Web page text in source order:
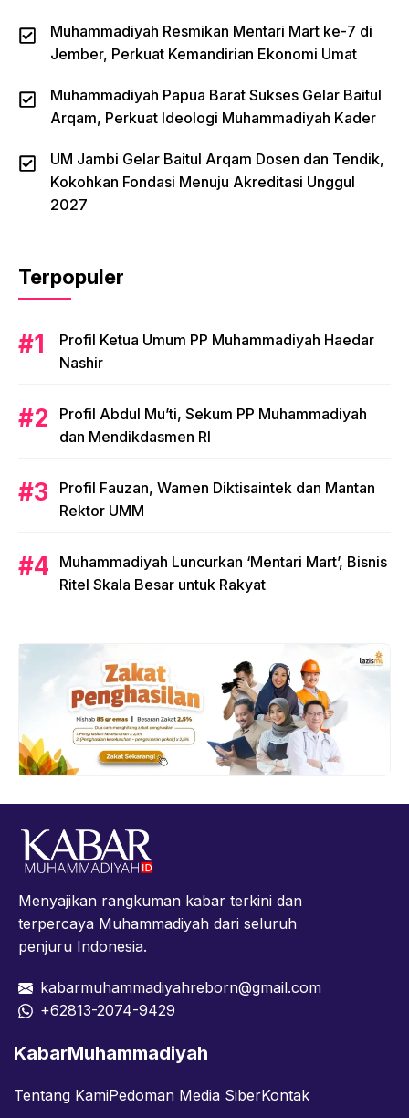
Muhammadiyah Resmikan Mentari Mart ke-7 di
Jember, Perkuat Kemandirian Ekonomi Umat
Muhammadiyah Papua Barat Sukses Gelar Baitul
Arqam, Perkuat Ideologi Muhammadiyah Kader
UM Jambi Gelar Baitul Arqam Dosen dan Tendik,
Kokohkan Fondasi Menuju Akreditasi Unggul
2027
Terpopuler
Profil Ketua Umum PP Muhammadiyah Haedar
Nashir
Profil Abdul Mu’ti, Sekum PP Muhammadiyah
dan Mendikdasmen RI
Profil Fauzan, Wamen Diktisaintek dan Mantan
Rektor UMM
Muhammadiyah Luncurkan ‘Mentari Mart’, Bisnis
Ritel Skala Besar untuk Rakyat
Menyajikan rangkuman kabar terkini dan
terpercaya Muhammadiyah dari seluruh
penjuru Indonesia.
kabarmuhammadiyahreborn@gmail.com
+62813-2074-9429
KabarMuhammadiyah
Tentang KamiPedoman Media SiberKontak